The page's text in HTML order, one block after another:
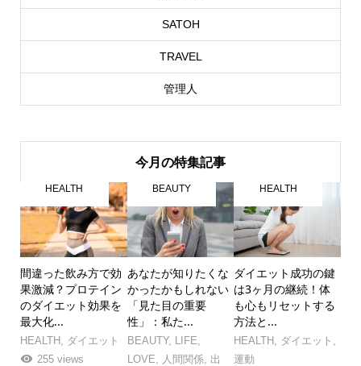
SATOH
TRAVEL
管理人
今月の特集記事
間違った飲み方で効
果激減？プロテイン
のダイエット効果を
最大化...
HEALTH,
ダイエット
255 views
HEALTH
あなたが知りたくな
かったかもしれない
「見た目の重要
性」：私た...
BEAUTY, LIFE
LOVE
人間関係
出
BEAUTY
ダイエット成功の鍵
は3ヶ月の継続！体
も心もリセットする
方法と...
HEALTH ダイエット
運動
HEALTH